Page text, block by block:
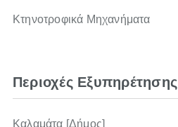
Κτηνοτροφικά Μηχανήματα
Περιοχές Εξυπηρέτησης
Καλαμάτα [Δήμος]